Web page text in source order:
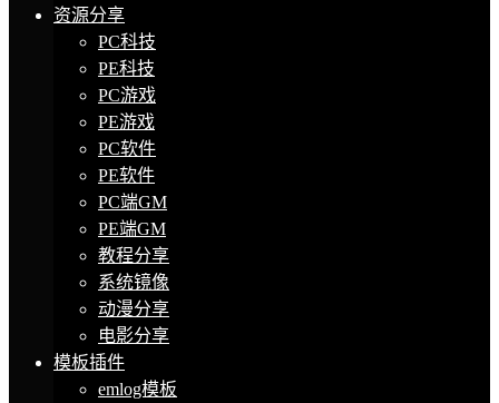
资源分享
PC科技
PE科技
PC游戏
PE游戏
PC软件
PE软件
PC端GM
PE端GM
教程分享
系统镜像
动漫分享
电影分享
模板插件
emlog模板